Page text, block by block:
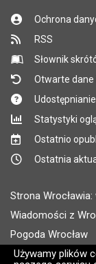
Używamy plików
Ochrona
RSS
Słownik
Otwarte
Statystyki
Ostatnio
Ostatnia
Strona
Wiadomości z
Pogoda Wrocław
Rozkłady jazdy